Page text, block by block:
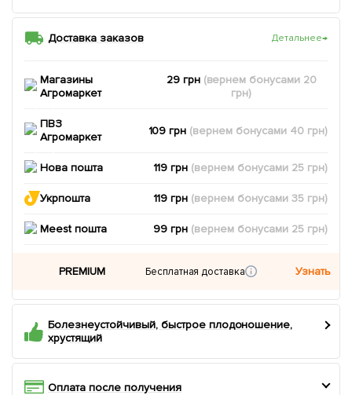
Доставка заказов Детальнее→
Магазины
Агромаркет
29 грн (вернем бонусами 20
грн)
ПВЗ
Агромаркет
109 грн (вернем бонусами 40 грн)
Нова пошта 119 грн (вернем бонусами 25 грн)
Укрпошта 119 грн (вернем бонусами35 грн)
Meest пошта 99 грн (вернем бонусами 25 грн)
PREMIUM Бесплатная доставка Узнать
Болезнеустойчивый, быстрое плодоношение,
хрустящий
Оплата после получения